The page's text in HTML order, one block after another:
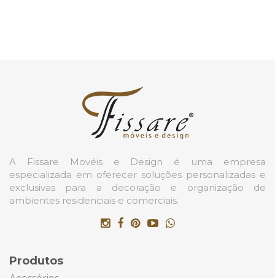
A Fissare Movéis e Design é uma empresa
especializada em oferecer soluções personalizadas e
exclusivas para a decoração e organização de
ambientes residenciais e comerciais.
Produtos